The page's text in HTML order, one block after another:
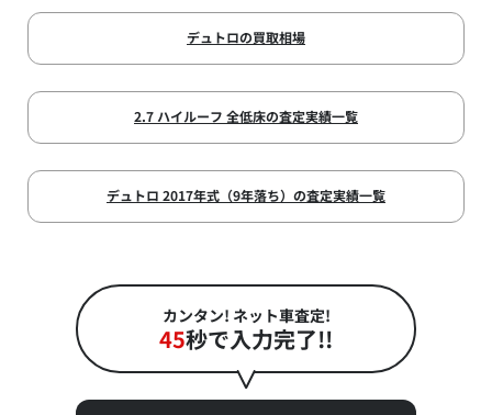
デュトロの買取相場
2.7 ハイルーフ 全低床の査定実績一覧
デュトロ 2017年式（9年落ち）の査定実績一覧
カンタン! ネット車査定!
45秒で入力完了!!